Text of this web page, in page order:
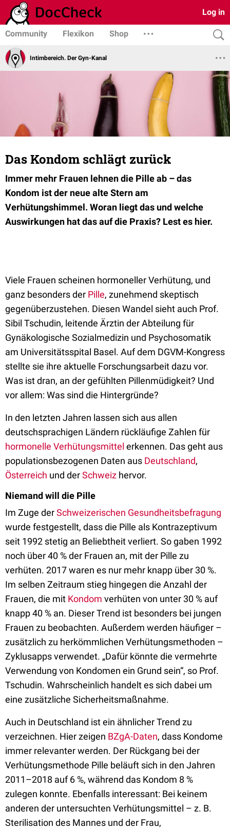
Log in
Community Flexikon Shop
Intimbereich. Der Gyn-Kanal
Das Kondom schlägt zurück
Immer mehr Frauen lehnen die Pille ab – das
Kondom ist der neue alte Stern am
Verhütungshimmel. Woran liegt das und welche
Auswirkungen hat das auf die Praxis? Lest es hier.
Viele Frauen scheinen hormoneller Verhütung, und
ganz besonders der Pille, zunehmend skeptisch
gegenüberzustehen. Diesen Wandel sieht auch Prof.
Sibil Tschudin, leitende Ärztin der Abteilung für
Gynäkologische Sozialmedizin und Psychosomatik
am Universitätsspital Basel. Auf dem DGVM-Kongress
stellte sie ihre aktuelle Forschungsarbeit dazu vor.
Was ist dran, an der gefühlten Pillenmüdigkeit? Und
vor allem: Was sind die Hintergründe?
In den letzten Jahren lassen sich aus allen
deutschsprachigen Ländern rückläufige Zahlen für
hormonelle Verhütungsmittel erkennen. Das geht aus
populationsbezogenen Daten aus Deutschland,
Österreich und derSchweiz hervor.
Niemand will die Pille
Im Zuge derSchweizerischen Gesundheitsbefragung
wurde festgestellt, dass die Pille als Kontrazeptivum
seit 1992 stetig an Beliebtheit verliert. So gaben 1992
noch über 40 % der Frauen an, mit der Pille zu
verhüten. 2017 waren es nur mehr knapp über 30 %.
Im selben Zeitraum stieg hingegen die Anzahl der
Frauen, die mit Kondom verhüten von unter 30 % auf
knapp 40 % an. Dieser Trend ist besonders bei jungen
Frauen zu beobachten. Außerdem werden häufiger –
zusätzlich zu herkömmlichen Verhütungsmethoden –
Zyklusapps verwendet. „Dafür könnte die vermehrte
Verwendung von Kondomen ein Grund sein“, so Prof.
Tschudin. Wahrscheinlich handelt es sich dabei um
eine zusätzliche Sicherheitsmaßnahme.
Auch in Deutschland ist ein ähnlicher Trend zu
verzeichnen. Hier zeigen BZgA-Daten, dass Kondome
immer relevanter werden. Der Rückgang bei der
Verhütungsmethode Pille beläuft sich in den Jahren
2011–2018 auf 6 %, während das Kondom 8 %
zulegen konnte. Ebenfalls interessant: Bei keinem
anderen der untersuchten Verhütungsmittel – z. B.
Sterilisation des Mannes und der Frau,